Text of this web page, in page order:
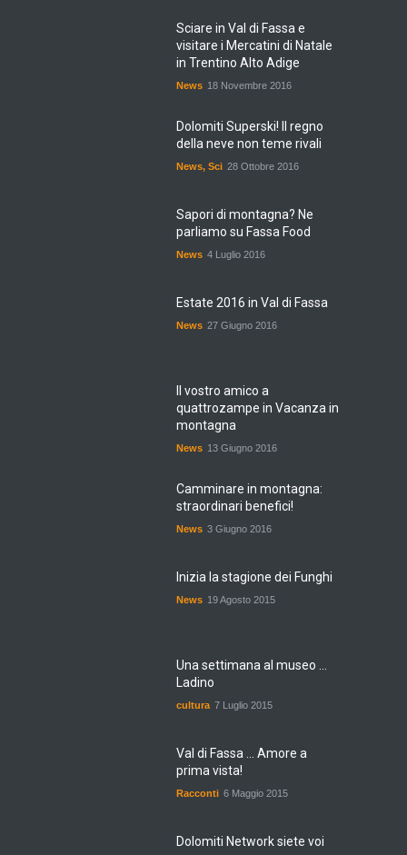
Sciare in Val di Fassa e
visitare i Mercatini di Natale
in Trentino Alto Adige
News 18 Novembre 2016
Dolomiti Superski! Il regno
della neve non teme rivali
News, Sci 28 Ottobre 2016
Sapori di montagna? Ne
parliamo su Fassa Food
News 4 Luglio 2016
Estate 2016 in Val di Fassa
News 27 Giugno 2016
Il vostro amico a
quattrozampe in Vacanza in
montagna
News 13 Giugno 2016
Camminare in montagna:
straordinari benefici!
News 3 Giugno 2016
Inizia la stagione dei Funghi
News 19 Agosto 2015
Una settimana al museo ...
Ladino
cultura 7 Luglio 2015
Val di Fassa ... Amore a
prima vista!
Racconti 6 Maggio 2015
Dolomiti Network siete voi